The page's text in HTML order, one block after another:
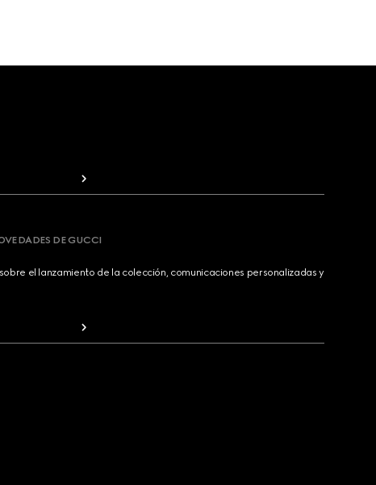
DE GUCCI
el lanzamiento de la colección, comunicaciones personalizadas y